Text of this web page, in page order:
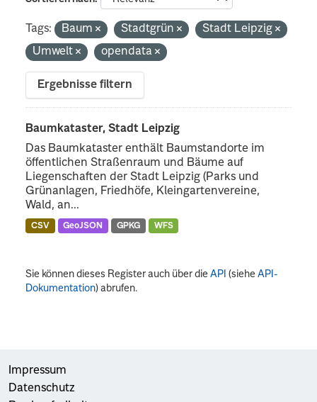
Tags: Baum Stadtgrün
Stadt Leipzig
Umwelt
opendata
Ergebnisse filtern
Baumkataster, Stadt Leipzig
Das Baumkataster enthält Baumstandorte im
öffentlichen Straßenraum und Bäume auf
Liegenschaften der Stadt Leipzig (Parks und
Grünanlagen, Friedhöfe, Kleingartenvereine,
Wald, an...
CSV GeoJSON GPKG WFS
Sie können dieses Register auch über dieAPI (sieheAPI-
Dokumentation) abrufen.
Impressum
Datenschutz